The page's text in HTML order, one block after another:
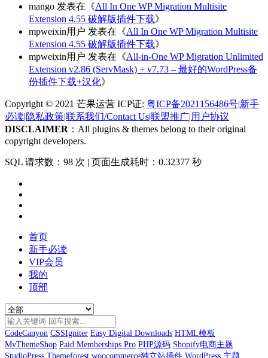
mango 发表在《All In One WP Migration Multisite
Extension 4.55 破解版插件下载》
mpweixin用户 发表在《All In One WP Migration Multisite
Extension 4.55 破解版插件下载》
mpweixin用户 发表在《All-in-One WP Migration Unlimited
Extension v2.86 (ServMask) + v7.73 – 最好的WordPress备
份插件下载+汉化》
Copyright © 2021 芒果运营 ICP证: 粤ICP备2021156486号|新手
必读|隐私政策|联系我们/Contact Us|联盟推广|用户协议
DISCLAIMER ：All plugins & themes belong to their original
copyright developers.
SQL 请求数：98 次 | 页面生成耗时：0.32377 秒
首页
新手必读
VIP会员
我的
顶部
CodeCanyon CSSIgniter Easy Digital Downloads HTML模板
MyThemeShop Paid Memberships Pro PHP源码 Shopify电商主题
StudioPress Themeforest woocommerce独立站插件 WordPress 主题